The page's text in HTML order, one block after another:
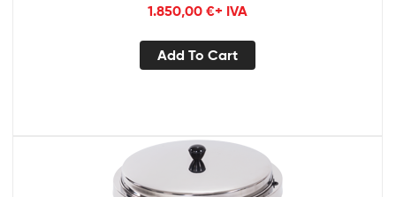
1.850,00 €+ IVA
Add To Cart